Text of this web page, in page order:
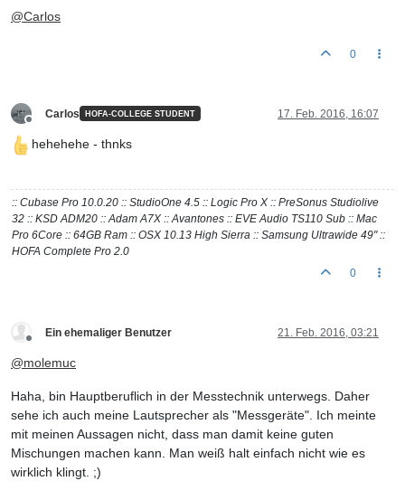
@Carlos
0
Offline
Carlos HOFA-COLLEGE STUDENT 17. Feb. 2016, 16:07
hehehehe - thnks
:: Cubase Pro 10.0.20 :: StudioOne 4.5 :: Logic Pro X :: PreSonus Studiolive
32 :: KSD ADM20 :: Adam A7X :: Avantones :: EVE Audio TS110 Sub :: Mac
Pro 6Core :: 64GB Ram :: OSX 10.13 High Sierra :: Samsung Ultrawide 49" ::
HOFA Complete Pro 2.0
0
Offline
Ein ehemaliger Benutzer 21. Feb. 2016, 03:21
@molemuc
Haha, bin Hauptberuflich in der Messtechnik unterwegs. Daher
sehe ich auch meine Lautsprecher als "Messgeräte". Ich meinte
mit meinen Aussagen nicht, dass man damit keine guten
Mischungen machen kann. Man weiß halt einfach nicht wie es
wirklich klingt. ;)